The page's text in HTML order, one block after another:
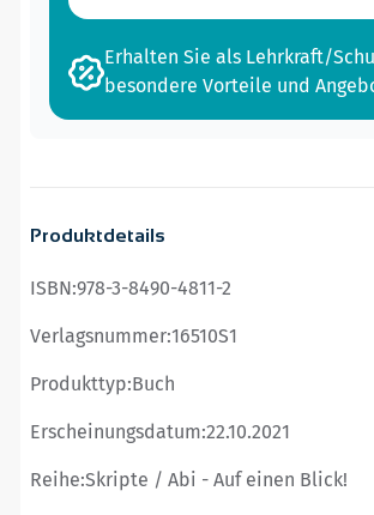
Erhalten Sie als Lehrkraft/
besondere Vorteile und
Produktdetails
ISBN:978-3-8490-4811-2
Verlagsnummer:16510S1
Produkttyp:Buch
Erscheinungsdatum:22.10.2021
Reihe:Skripte / Abi - Auf einen Blick!